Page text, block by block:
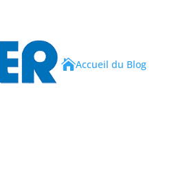
Accueil du Blog